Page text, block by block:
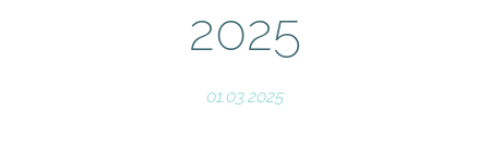
2025
01.03.2025